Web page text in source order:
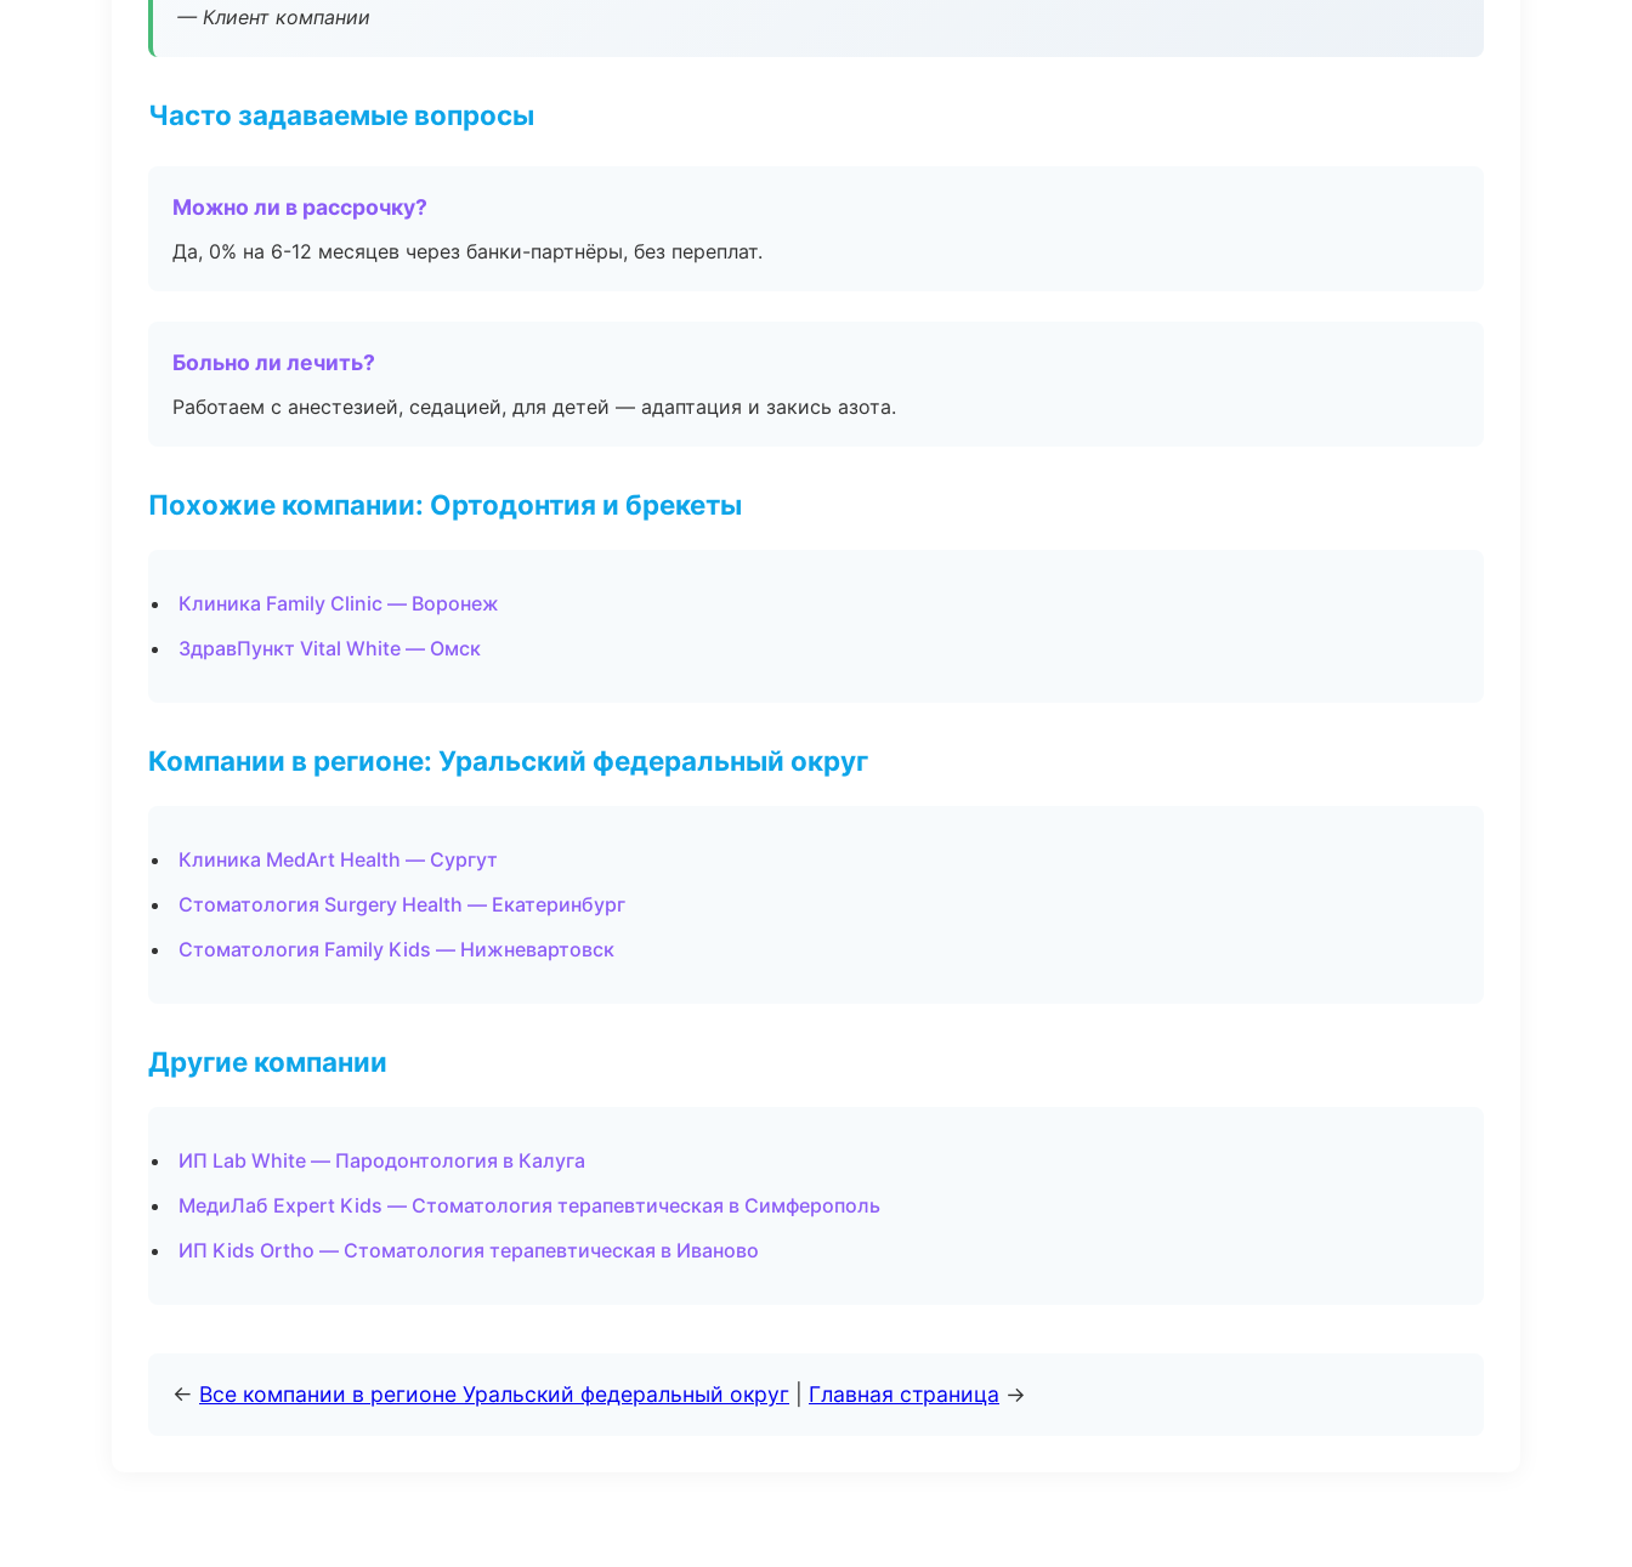
— Клиент компании
Часто задаваемые вопросы
Можно ли в рассрочку?
Да, 0% на 6-12 месяцев через банки-партнёры, без переплат.
Больно ли лечить?
Работаем с анестезией, седацией, для детей — адаптация и закись азота.
Похожие компании: Ортодонтия и брекеты
Клиника Family Clinic — Воронеж
ЗдравПункт Vital White — Омск
Компании в регионе: Уральский федеральный округ
Клиника MedArt Health — Сургут
Стоматология Surgery Health — Екатеринбург
Стоматология Family Kids — Нижневартовск
Другие компании
ИП Lab White — Пародонтология в Калуга
МедиЛаб Expert Kids — Стоматология терапевтическая в Симферополь
ИП Kids Ortho — Стоматология терапевтическая в Иваново
← Все компании в регионе Уральский федеральный округ Главная страница →